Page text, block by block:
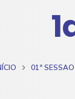
01ª